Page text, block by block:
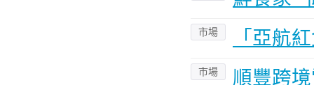
市場 「亞航
市場 順豐跨